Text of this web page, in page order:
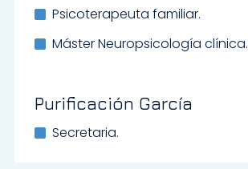
Psicoterapeuta familiar.
Máster Neuropsicología clínica.
Purificación García
Secretaria.